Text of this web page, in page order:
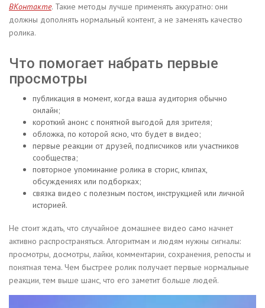
ВКонтакте. Такие методы лучше применять аккуратно: они
должны дополнять нормальный контент, а не заменять качество
ролика.
Что помогает набрать первые
просмотры
публикация в момент, когда ваша аудитория обычно
онлайн;
короткий анонс с понятной выгодой для зрителя;
обложка, по которой ясно, что будет в видео;
первые реакции от друзей, подписчиков или участников
сообщества;
повторное упоминание ролика в сторис, клипах,
обсуждениях или подборках;
связка видео с полезным постом, инструкцией или личной
историей.
Не стоит ждать, что случайное домашнее видео само начнет
активно распространяться. Алгоритмам и людям нужны сигналы:
просмотры, досмотры, лайки, комментарии, сохранения, репосты и
понятная тема. Чем быстрее ролик получает первые нормальные
реакции, тем выше шанс, что его заметит больше людей.